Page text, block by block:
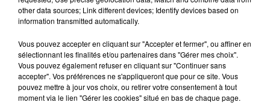
Basket.
Face à des contraintes budgétaires, l'Agglo 2B étudie
une éventuelle augmentation de la fiscalité.
Le prix de l'eau sur le territoire du SVL va très
légèrement augmenté en 2022.
L'option de circulation " Chaucidou " a été adoptée
pour la rue de Malabry à Bressuire.
other data sources; Link different devices; Identify devices based on
information transmitted automatically.
Vous pouvez accepter en cliquant sur "Accepter et fermer", ou affiner en
sélectionnant les finalités et/ou partenaires dans "Gérer mes choix".
Vous pouvez également refuser en cliquant sur "Continuer sans
accepter". Vos préférences ne s'appliqueront que pour ce site. Vous
pouvez mettre à jour vos choix, ou retirer votre consentement à tout
moment via le lien "Gérer les cookies" situé en bas de chaque page.